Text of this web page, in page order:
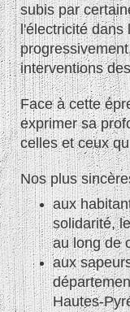
subis par
l'électricité dans
interventions
Face à cette
exprimer sa
celles et ceux
Nos plus
aux
solidarité,
au long de
aux
Hautes-